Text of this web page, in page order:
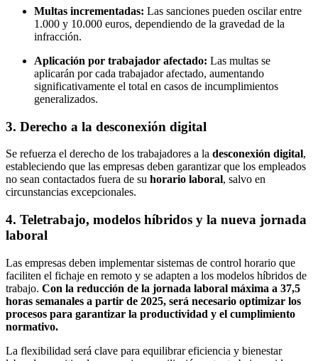
Multas incrementadas: Las sanciones pueden oscilar entre
1.000 y 10.000 euros, dependiendo de la gravedad de la
infracción.
Aplicación por trabajador afectado: Las multas se
aplicarán por cada trabajador afectado, aumentando
significativamente el total en casos de incumplimientos
generalizados.
3. Derecho a la desconexión digital
Se refuerza el derecho de los trabajadores a la desconexión digital,
estableciendo que las empresas deben garantizar que los empleados
no sean contactados fuera de su horario laboral, salvo en
circunstancias excepcionales.
4. Teletrabajo, modelos híbridos y la nueva jornada
laboral
Las empresas deben implementar sistemas de control horario que
faciliten el fichaje en remoto y se adapten a los modelos híbridos de
trabajo. Con la reducción de la jornada laboral máxima a 37,5
horas semanales a partir de 2025, será necesario optimizar los
procesos para garantizar la productividad y el cumplimiento
normativo.
La flexibilidad será clave para equilibrar eficiencia y bienestar